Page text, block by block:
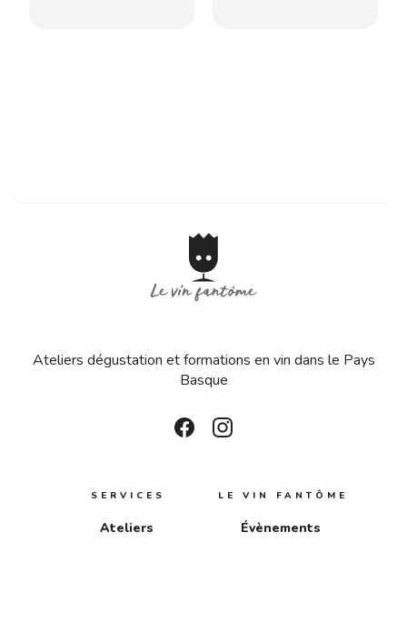
Ateliers dégustation et formations en vin dans le Pays
Basque
SERVICES
Ateliers
LE VIN FANTÔME
Évènements